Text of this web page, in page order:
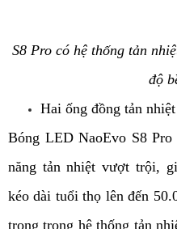
S8 Pro có hệ thống tản
độ
Hai ống đồng tản
Bóng LED NaoEvo S8
năng tản nhiệt vượt trội,
kéo dài tuổi thọ lên đến
trọng trong hệ thống tản